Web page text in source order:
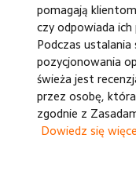
pomagają
czy odpowiada
Podczas
pozycjonowania
świeża jest
przez osobę,
zgodnie z
Dowiedz się